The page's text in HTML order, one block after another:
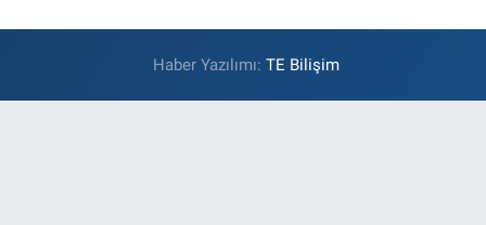
Haber Yazılımı:TE Bilişim